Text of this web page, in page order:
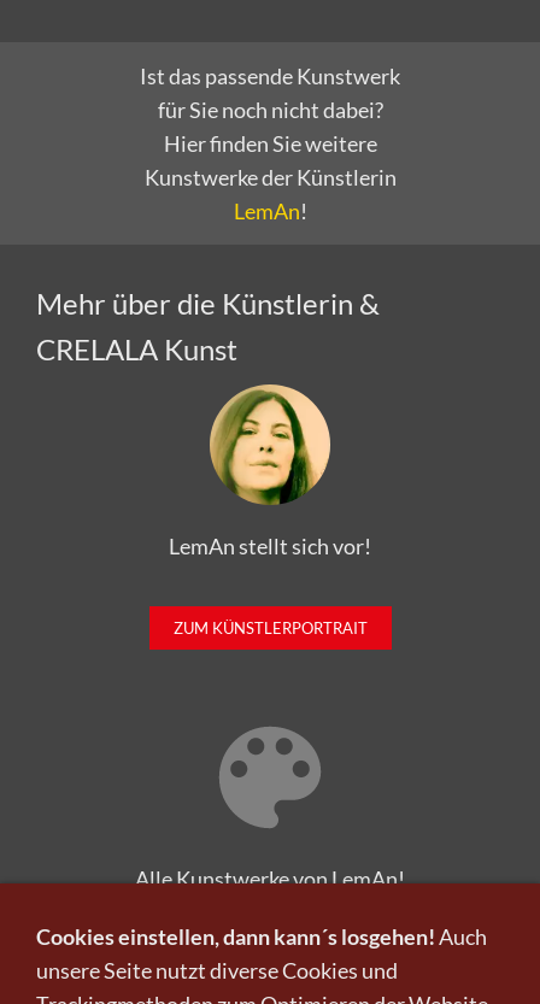
Hier finden Sie weitere
Kunstwerke der Künstlerin
LemAn!
CRELALA Kunst
LemAn stellt sich vor!
Alle Kunstwerke von LemAn!
Cookies einstellen, dann kann´s losgehen!Auch
unsere Seite nutzt diverse Cookies und